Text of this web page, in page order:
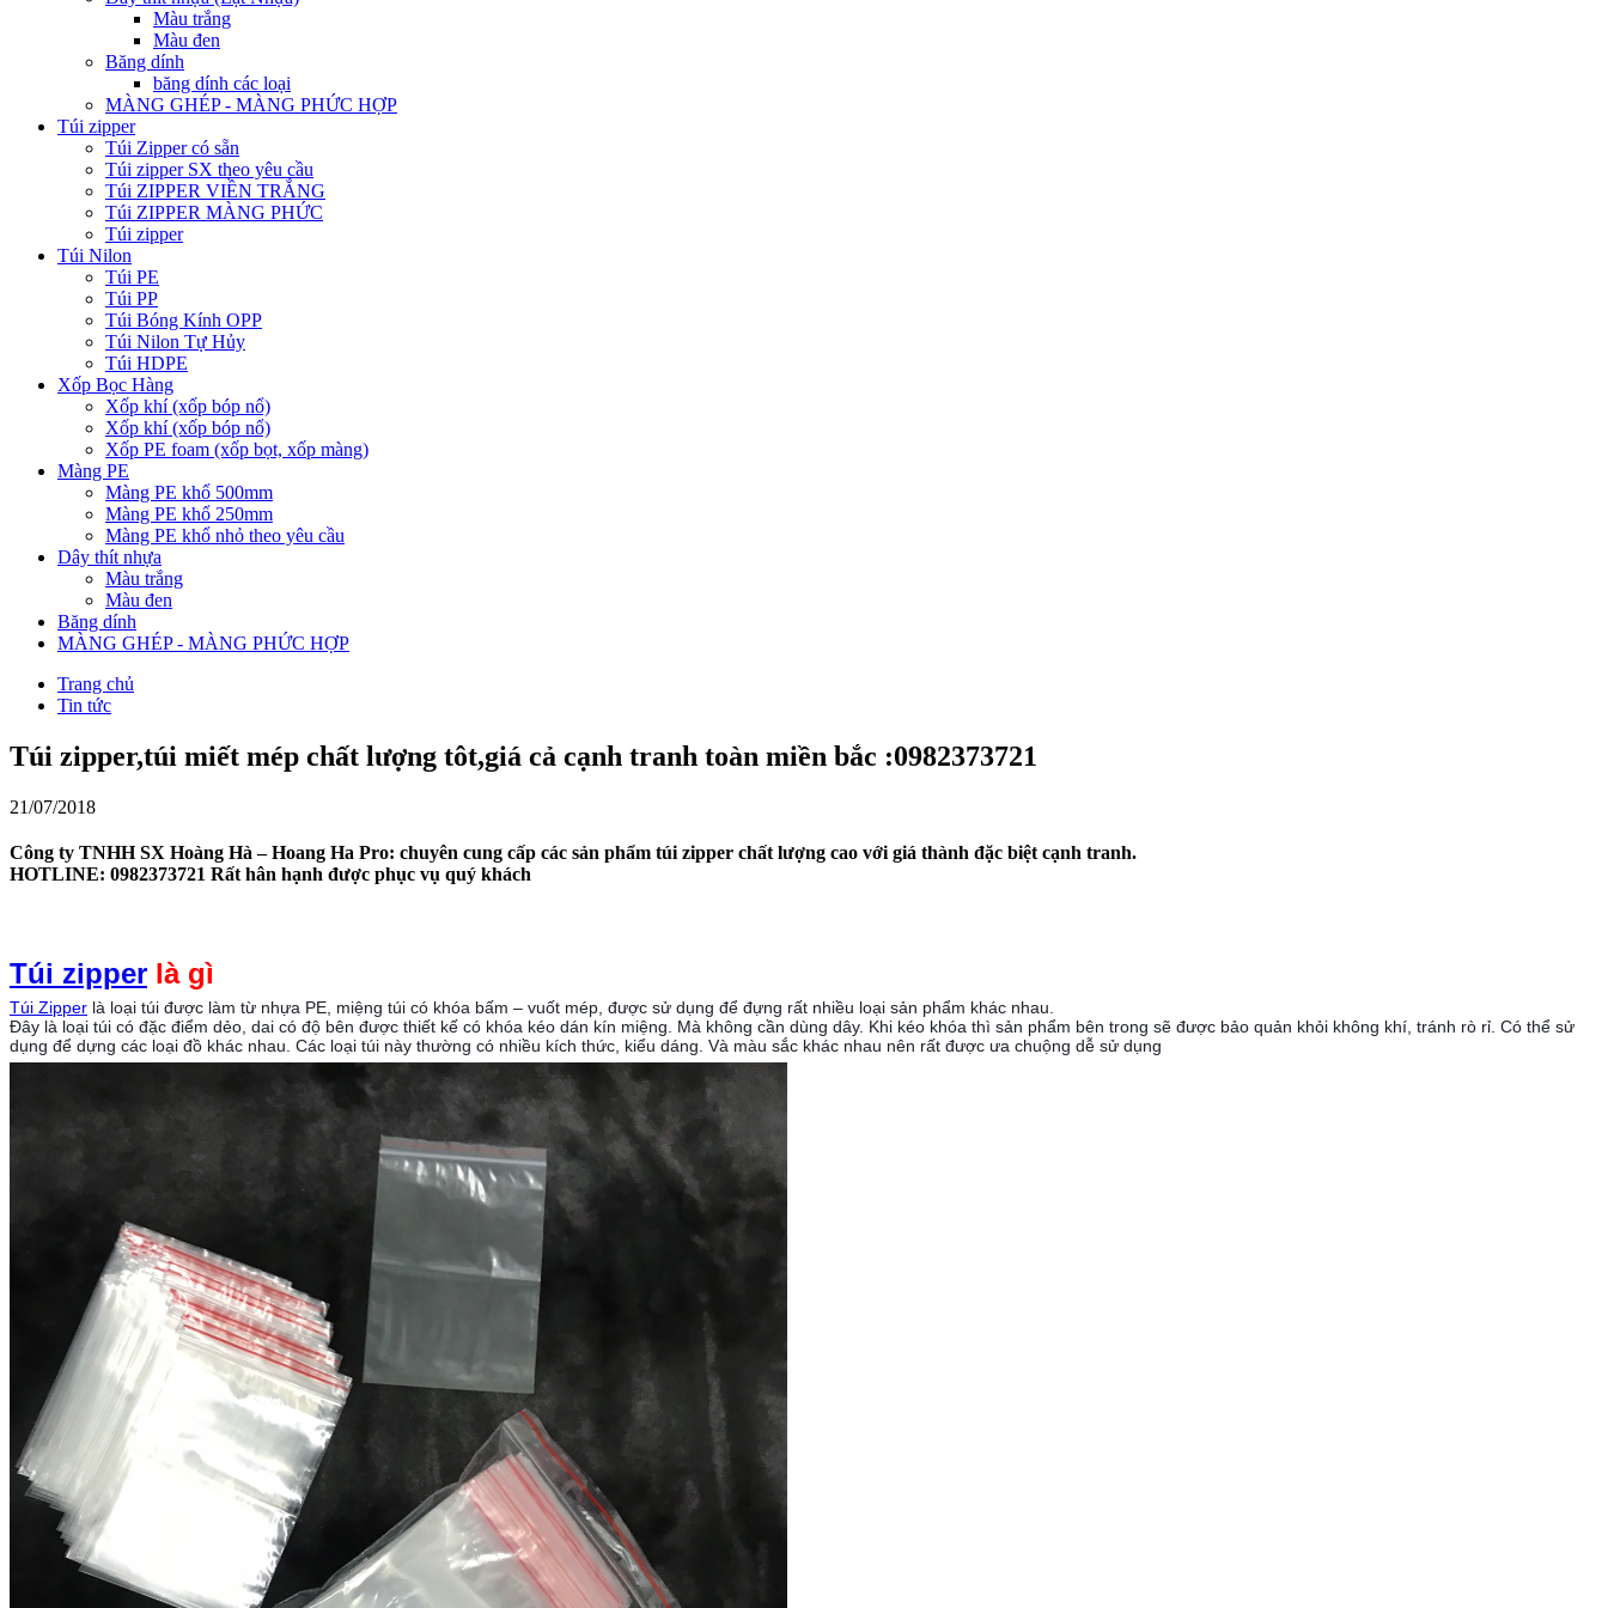
Màu trắng
Màu đen
Băng dính
băng dính các loại
MÀNG GHÉP - MÀNG PHỨC HỢP
Túi zipper
Túi Zipper có sẵn
Túi zipper SX theo yêu cầu
Túi ZIPPER VIỀN TRẮNG
Túi ZIPPER MÀNG PHỨC
Túi zipper
Túi Nilon
Túi PE
Túi PP
Túi Bóng Kính OPP
Túi Nilon Tự Hủy
Túi HDPE
Xốp Bọc Hàng
Xốp khí (xốp bóp nổ)
Xốp khí (xốp bóp nổ)
Xốp PE foam (xốp bọt, xốp màng)
Màng PE
Màng PE khổ 500mm
Màng PE khổ 250mm
Màng PE khổ nhỏ theo yêu cầu
Dây thít nhựa
Màu trắng
Màu đen
Băng dính
MÀNG GHÉP - MÀNG PHỨC HỢP
Trang chủ
Tin tức
Túi zipper,túi miết mép chất lượng tôt,giá cả cạnh tranh toàn miền bắc :0982373721
21/07/2018
Công ty TNHH SX Hoàng Hà – Hoang Ha Pro: chuyên cung cấp các sản phẩm túi zipper chất lượng cao với giá thành đặc biệt cạnh tranh.
HOTLINE: 0982373721 Rất hân hạnh được phục vụ quý khách
Túi zipper là gì
Túi Zipper là loại túi được làm từ nhựa PE, miệng túi có khóa bấm – vuốt mép, được sử dụng để đựng rất nhiều loại sản phẩm khác nhau.
Đây là loại túi có đặc điểm dẻo, dai có độ bên được thiết kế có khóa kéo dán kín miệng. Mà không cần dùng dây. Khi kéo khóa thì sản phẩm bên trong sẽ được bảo quản khỏi không khí, tránh rò rỉ. Có thể sử
dụng để dựng các loại đồ khác nhau. Các loại túi này thường có nhiều kích thức, kiểu dáng. Và màu sắc khác nhau nên rất được ưa chuộng dễ sử dụng